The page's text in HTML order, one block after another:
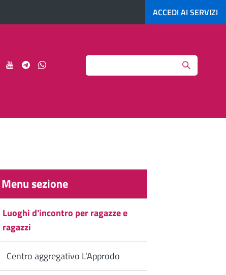
ACCEDI AI SERVIZI
Seguici SeguiciSeguiciSeguici
Search
Menu sezione
Luoghi d'incontro per ragazze e
ragazzi
Centro aggregativo L'Approdo